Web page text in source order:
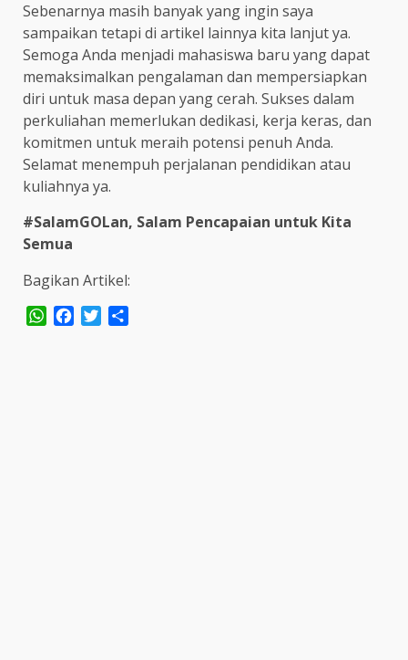
Sebenarnya masih banyak yang ingin saya
sampaikan tetapi di artikel lainnya kita lanjut ya.
Semoga Anda menjadi mahasiswa baru yang dapat
memaksimalkan pengalaman dan mempersiapkan
diri untuk masa depan yang cerah. Sukses dalam
perkuliahan memerlukan dedikasi, kerja keras, dan
komitmen untuk meraih potensi penuh Anda.
Selamat menempuh perjalanan pendidikan atau
kuliahnya ya.
#SalamGOLan, Salam Pencapaian untuk Kita
Semua
Bagikan Artikel:
WhatsApp
Facebook
Twitter